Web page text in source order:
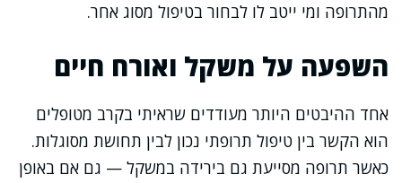
מהתרופה ומי ייטב לו לבחור בטיפול מסוג אחר.
השפעה על משקל ואורח חיים
אחד ההיבטים היותר מעודדים שראיתי בקרב מטופלים
הוא הקשר בין טיפול תרופתי נכון לבין תחושת מסוגלות.
כאשר תרופה מסייעת גם בירידה במשקל — גם אם באופן